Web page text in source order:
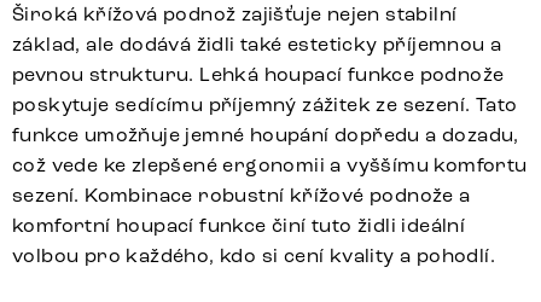
Široká křížová podnož zajišťuje nejen stabilní
základ, ale dodává židli také esteticky příjemnou a
pevnou strukturu. Lehká houpací funkce podnože
poskytuje sedícímu příjemný zážitek ze sezení. Tato
funkce umožňuje jemné houpání dopředu a dozadu,
což vede ke zlepšené ergonomii a vyššímu komfortu
sezení. Kombinace robustní křížové podnože a
komfortní houpací funkce činí tuto židli ideální
volbou pro každého, kdo si cení kvality a pohodlí.